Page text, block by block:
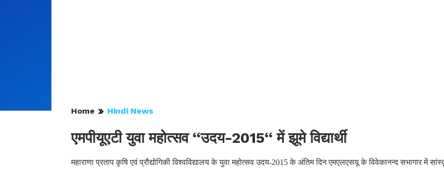
Home Hindi News
एमपीयूएटी युवा महोत्सव ‘‘उदय-2015‘‘ में झूमे विद्यार्थी
महाराणा प्रताप कृषि एवं प्रौद्योगिकी विश्वविद्यालय के युवा महोत्सव उदय-2015 के अंतिम दिन एमएलएसयू के विवेकानन्द सभागार में